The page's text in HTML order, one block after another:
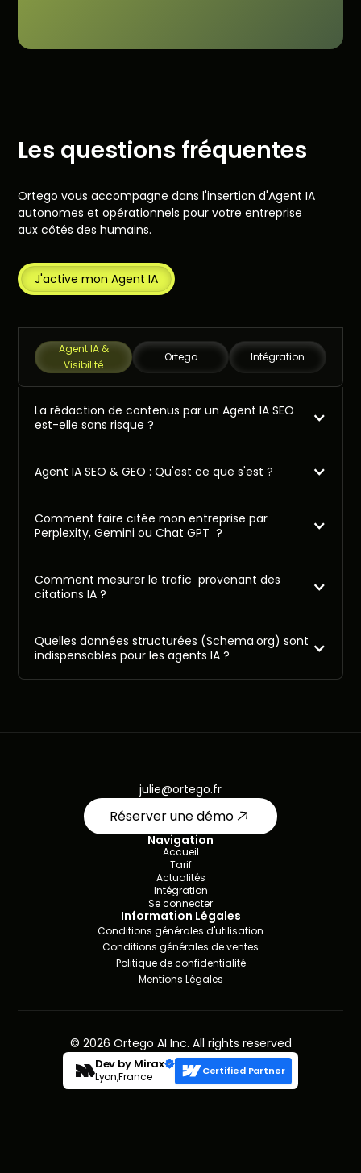
Les questions fréquentes
Ortego vous accompagne dans l'insertion d'Agent IA
autonomes et opérationnels pour votre entreprise
aux côtés des humains.
J'active mon Agent IA
Agent IA &
Visibilité
Ortego Intégration
La rédaction de contenus par un Agent IA SEO
est-elle sans risque ?
Agent IA SEO & GEO : Qu'est ce que s'est ?
Comment faire citée mon entreprise par
Perplexity, Gemini ou Chat GPT ?
Comment mesurer le trafic provenant des
citations IA ?
Quelles données structurées (Schema.org) sont
indispensables pour les agents IA ?
julie@ortego.fr
Réserver une démo
Navigation
Accueil
Tarif
Actualités
Intégration
Se connecter
Information Légales
Conditions générales d'utilisation
Conditions générales de ventes
Politique de confidentialité
Mentions Légales
© 2026 Ortego AI Inc. All rights reserved
Dev by Mirax
Lyon,France Certified Partner